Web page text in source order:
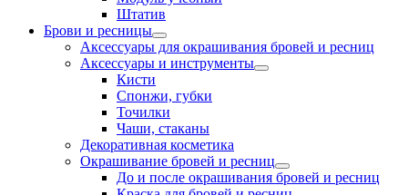
Штатив
Брови и ресницы
Аксессуары для окрашивания бровей и ресниц
Аксессуары и инструменты
Кисти
Спонжи, губки
Точилки
Чаши, стаканы
Декоративная косметика
Окрашивание бровей и ресниц
До и после окрашивания бровей и ресниц